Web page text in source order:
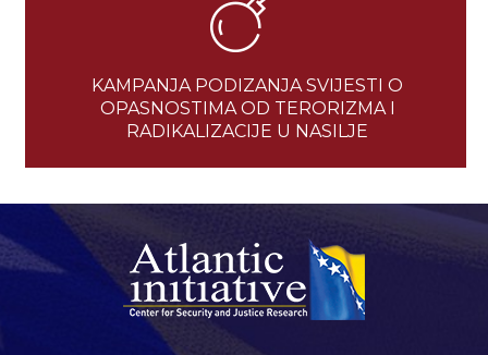
KAMPANJA PODIZANJA SVIJESTI O
OPASNOSTIMA OD TERORIZMA I
RADIKALIZACIJE U NASILJE